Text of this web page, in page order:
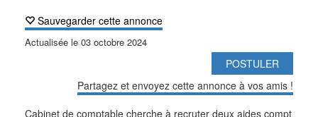
Sauvegarder cette annonce
Actualisée le 03 octobre 2024
POSTULER
Partagez et envoyez cette annonce à vos amis !
Cabinet de comptable cherche à recruter deux aides compt